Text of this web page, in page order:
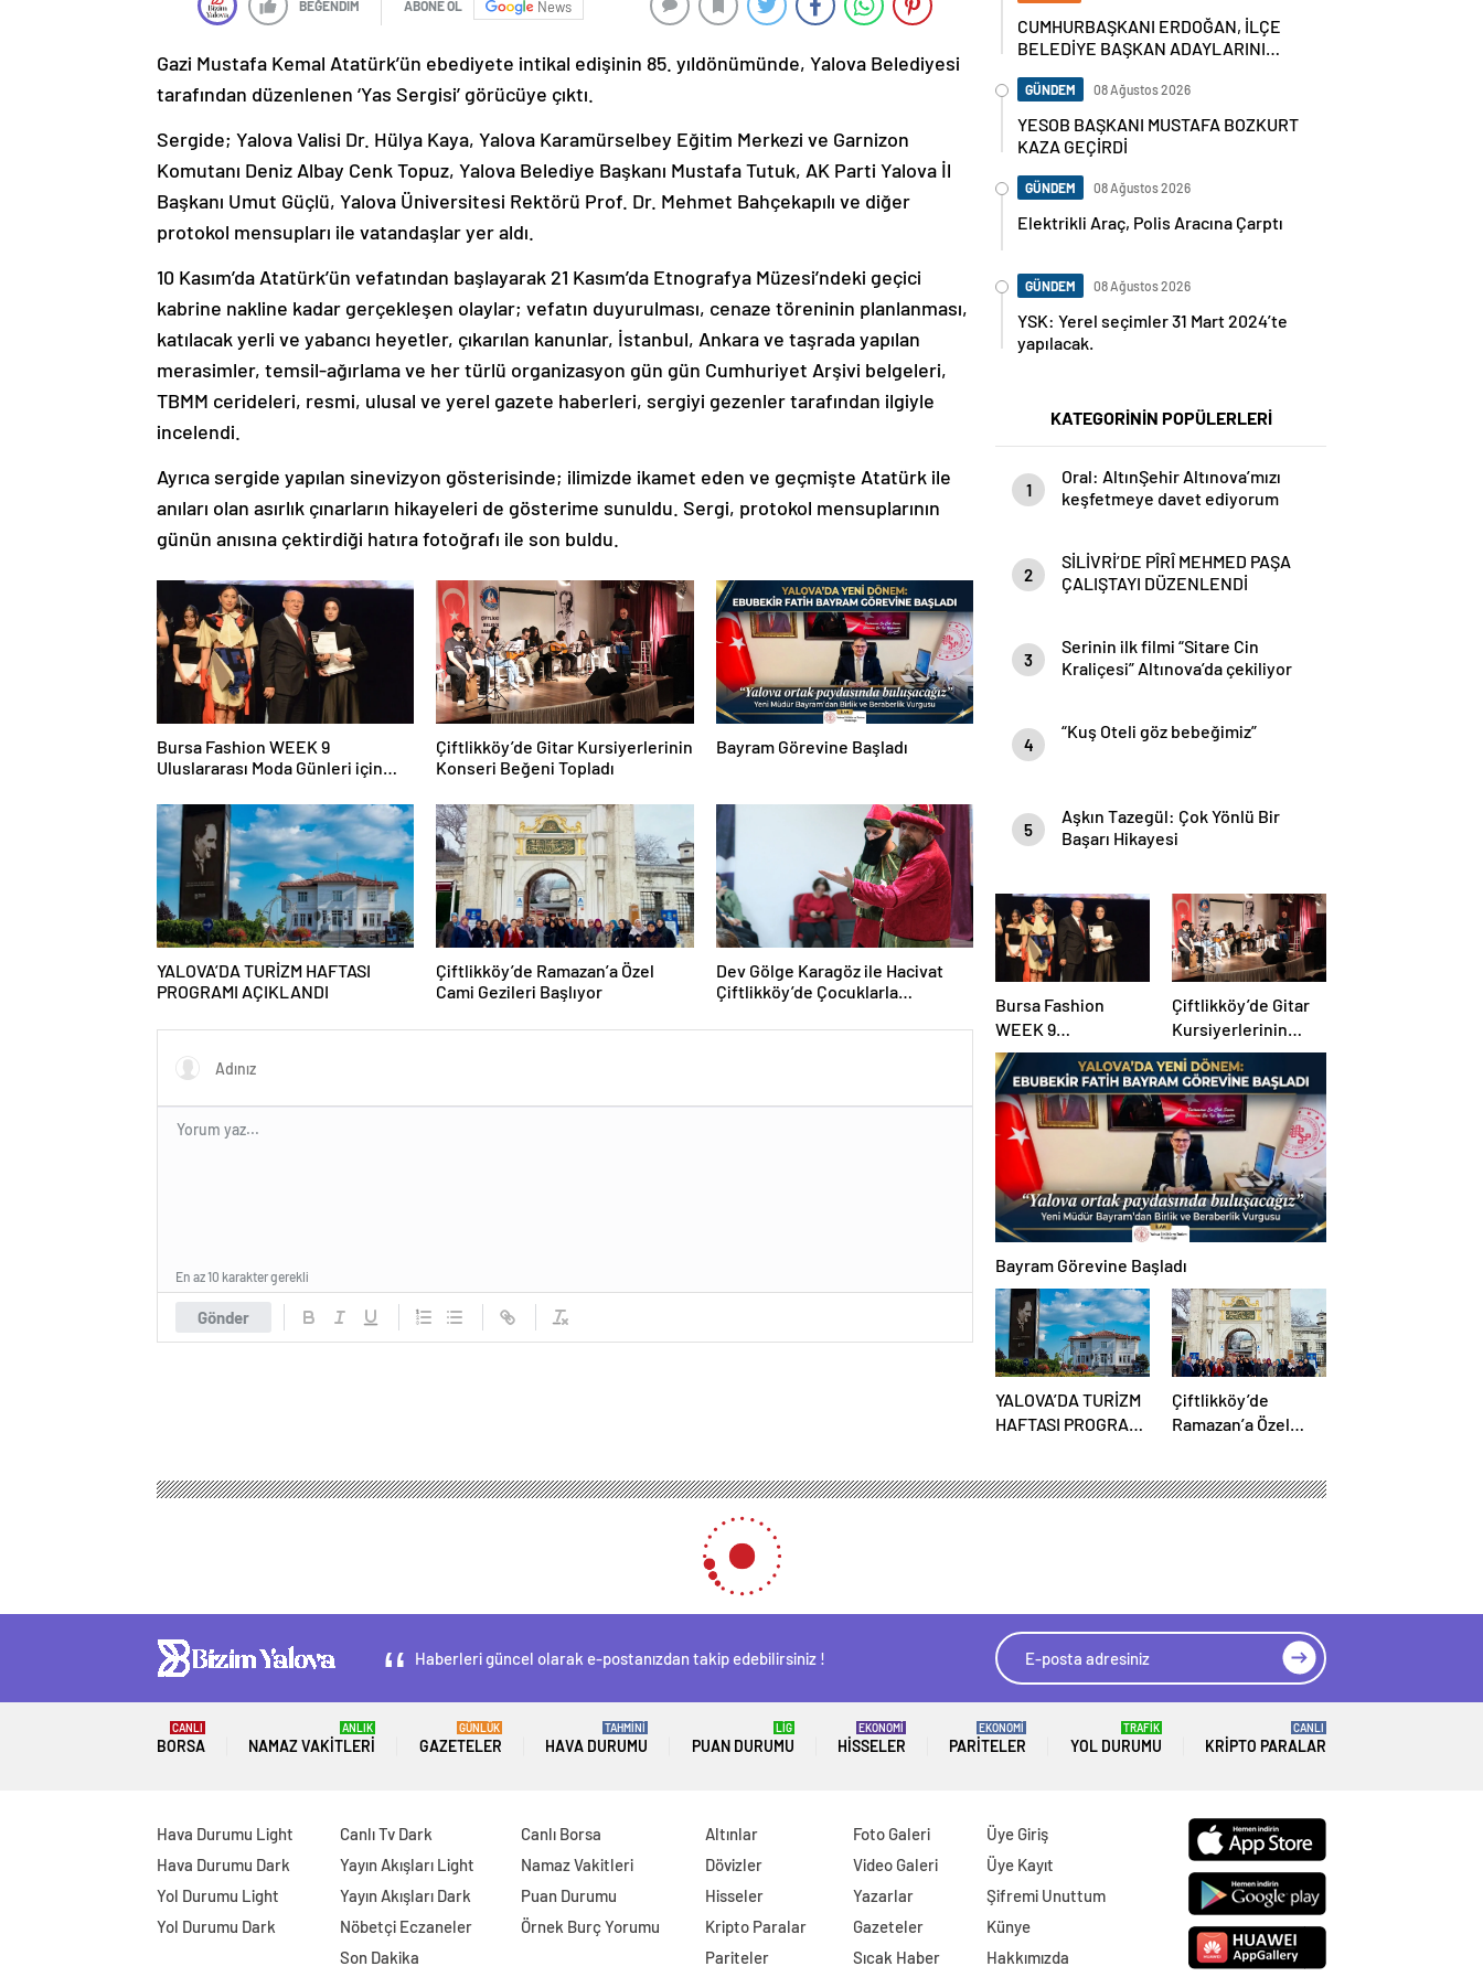
BEĞENDİM ABONE OL News
Gazi Mustafa Kemal Atatürk’ün ebediyete intikal edişinin 85. yıldönümünde, Yalova Belediyesi
tarafından düzenlenen ‘Yas Sergisi’ görücüye çıktı.
Sergide; Yalova Valisi Dr. Hülya Kaya, Yalova Karamürselbey Eğitim Merkezi ve Garnizon
Komutanı Deniz Albay Cenk Topuz, Yalova Belediye Başkanı Mustafa Tutuk, AK Parti Yalova İl
Başkanı Umut Güçlü, Yalova Üniversitesi Rektörü Prof. Dr. Mehmet Bahçekapılı ve diğer
protokol mensupları ile vatandaşlar yer aldı.
10 Kasım’da Atatürk’ün vefatından başlayarak 21 Kasım’da Etnografya Müzesi’ndeki geçici
kabrine nakline kadar gerçekleşen olaylar; vefatın duyurulması, cenaze töreninin planlanması,
katılacak yerli ve yabancı heyetler, çıkarılan kanunlar, İstanbul, Ankara ve taşrada yapılan
merasimler, temsil-ağırlama ve her türlü organizasyon gün gün Cumhuriyet Arşivi belgeleri,
TBMM cerideleri, resmi, ulusal ve yerel gazete haberleri, sergiyi gezenler tarafından ilgiyle
incelendi.
Ayrıca sergide yapılan sinevizyon gösterisinde; ilimizde ikamet eden ve geçmişte Atatürk ile
anıları olan asırlık çınarların hikayeleri de gösterime sunuldu. Sergi, protokol mensuplarının
günün anısına çektirdiği hatıra fotoğrafı ile son buldu.
Bursa Fashion WEEK 9
Uluslararası Moda Günleri için
Çiftlikköy’de Gitar Kursiyerlerinin
Konseri Beğeni Topladı
Bayram Görevine Başladı
YALOVA’DA TURİZM HAFTASI
PROGRAMI AÇIKLANDI
Çiftlikköy’de Ramazan’a Özel
Cami Gezileri Başlıyor
Dev Gölge Karagöz ile Hacivat
Çiftlikköy’de Çocuklarla
Gönder
En az 10 karakter gerekli
CUMHURBAŞKANI ERDOĞAN, İLÇE
BELEDİYE BAŞKAN ADAYLARINI
GÜNDEM 08 Ağustos 2026
YESOB BAŞKANI MUSTAFA BOZKURT
KAZA GEÇİRDİ
GÜNDEM 08 Ağustos 2026
Elektrikli Araç, Polis Aracına Çarptı
GÜNDEM 08 Ağustos 2026
YSK: Yerel seçimler 31 Mart 2024’te
yapılacak.
KATEGORİNİN POPÜLERLERİ
1
Oral: AltınŞehir Altınova’mızı
keşfetmeye davet ediyorum
2
SİLİVRİ’DE PÎRÎ MEHMED PAŞA
ÇALIŞTAYI DÜZENLENDİ
3
Serinin ilk filmi “Sitare Cin
Kraliçesi” Altınova’da çekiliyor
4
“Kuş Oteli göz bebeğimiz”
5
Aşkın Tazegül: Çok Yönlü Bir
Başarı Hikayesi
Bursa Fashion
WEEK 9
Uluslararası Moda
Günleri için geri
sayım başladı
Çiftlikköy’de Gitar
Kursiyerlerinin
Konseri Beğeni
Topladı
Bayram Görevine Başladı
YALOVA’DA TURİZM
HAFTASI PROGRAMI
Çiftlikköy’de
Ramazan’a Özel
Haberleri güncel olarak e-postanızdan takip edebilirsiniz !
BORSA
CANLI
NAMAZ VAKITLERI
ANLIK
GAZETELER
GÜNLÜK
HAVA DURUMU
TAHMİNİ
PUAN DURUMU
LİG
HISSELER
EKONOMİ
PARITELER
EKONOMİ
YOL DURUMU
TRAFİK
KRIPTO PARALAR
CANLI
Hava Durumu Light
Hava Durumu Dark
Yol Durumu Light
Yol Durumu Dark
Canlı Tv Dark
Yayın Akışları Light
Yayın Akışları Dark
Nöbetçi Eczaneler
Son Dakika
Canlı Borsa
Namaz Vakitleri
Puan Durumu
Örnek Burç Yorumu
Altınlar
Dövizler
Hisseler
Kripto Paralar
Pariteler
Foto Galeri
Video Galeri
Yazarlar
Gazeteler
Sıcak Haber
Üye Giriş
Üye Kayıt
Şifremi Unuttum
Künye
Hakkımızda